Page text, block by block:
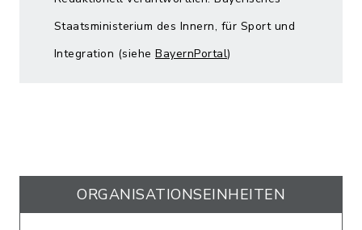
Staatsministerium des Innern, für Sport und
Integration (siehe BayernPortal)
ORGANISATIONS­EINHEITEN